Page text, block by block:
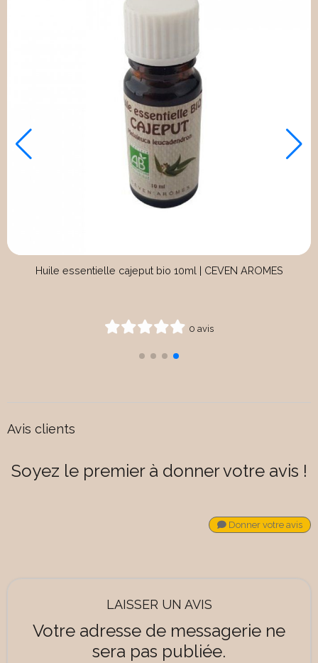
Savon de Marseille Le Sérail cube blanc huile
Avis clients
Soyez le premier à donner votre avis !
Donner votre avis
LAISSER UN AVIS
Votre adresse de messagerie ne
sera pas publiée.